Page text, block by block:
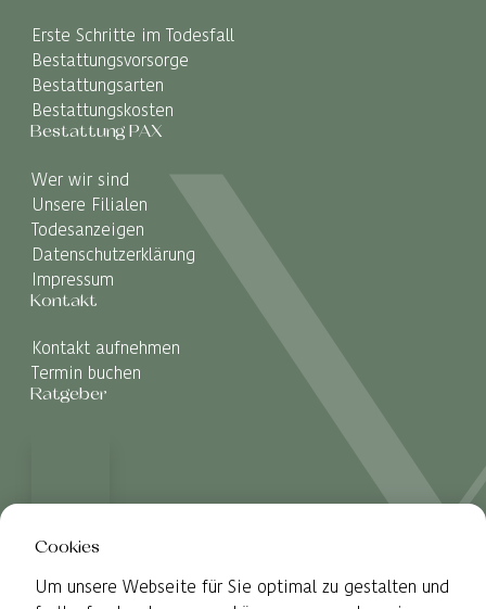
Erste Schritte im Todesfall
Bestattungsvorsorge
Bestattungsarten
Bestattungskosten
Bestattung PAX
Wer wir sind
Unsere Filialen
Todesanzeigen
Datenschutzerklärung
Impressum
Kontakt
Kontakt aufnehmen
Termin buchen
Ratgeber
Cookies
Um unsere Webseite für Sie optimal zu gestalten und